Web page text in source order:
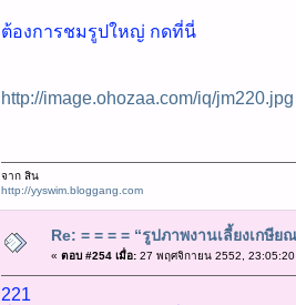
ต้องการชมรูปใหญ่ กดที่นี่
http://image.ohozaa.com/iq/jm220.jpg
จาก สิน
http://yyswim.bloggang.com
Re: = = = = “รูปภาพงานเลี้ยงเกษี
« ตอบ #254 เมื่อ:27 พฤศจิกายน 2552, 23:05:20
221